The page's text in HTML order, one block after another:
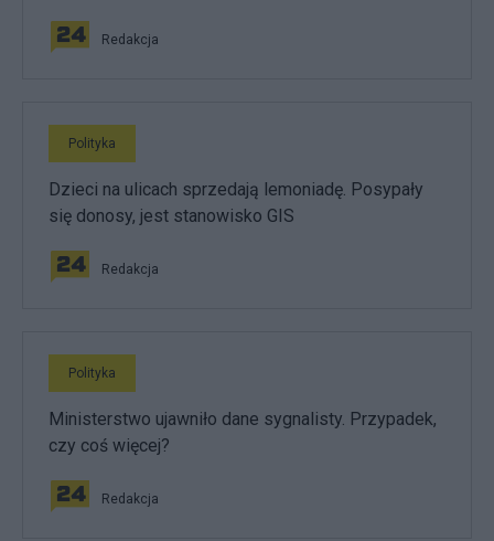
Redakcja
Polityka
Dzieci na ulicach sprzedają lemoniadę. Posypały
się donosy, jest stanowisko GIS
Redakcja
Polityka
Ministerstwo ujawniło dane sygnalisty. Przypadek,
czy coś więcej?
Redakcja